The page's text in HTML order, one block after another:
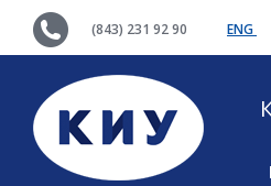
(843) 231 92 90 ENG